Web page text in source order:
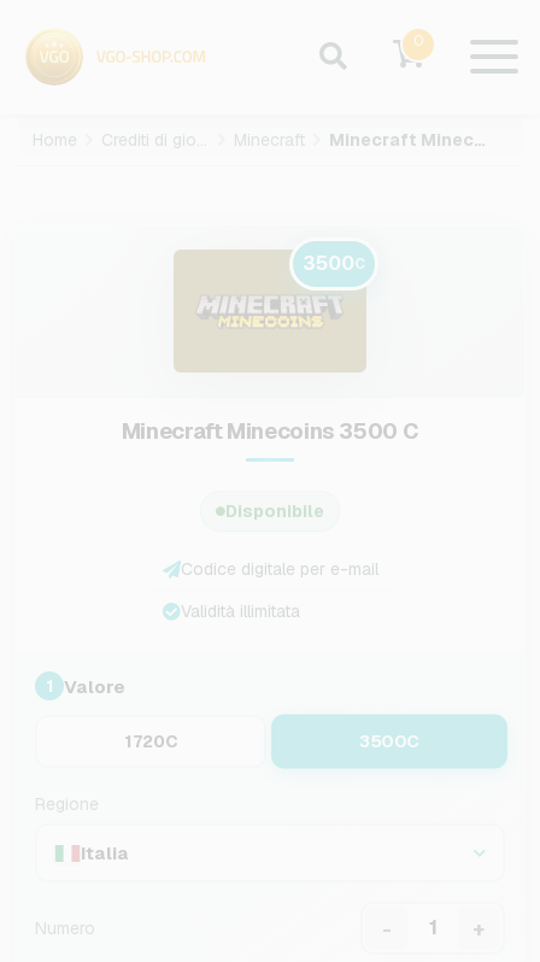
0
Home Crediti di gioco Minecraft Minecraft Minecoins-3500-C
3500C
Minecraft Minecoins 3500 C
Disponibile
Codice digitale per e-mail
Validità illimitata
1 Valore
1720C 3500C
Regione
Italia
Numero - +